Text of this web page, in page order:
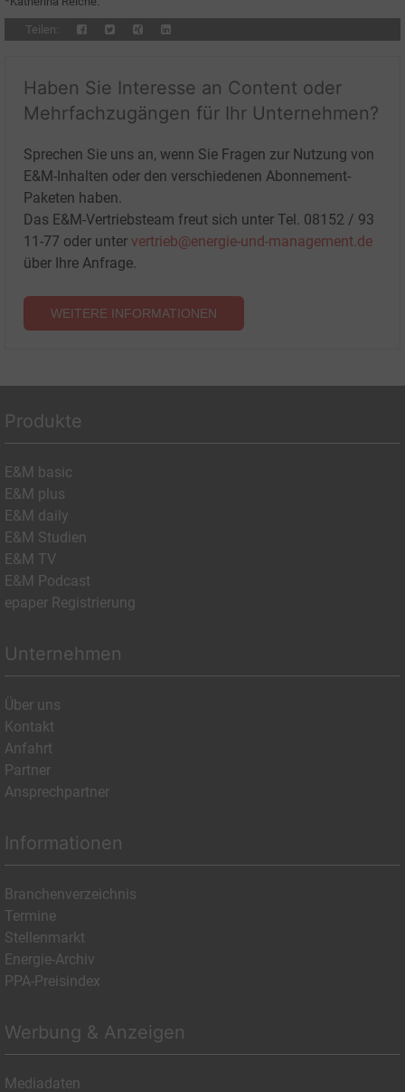
Teilen:
Haben Sie Interesse an Content oder
Mehrfachzugängen für Ihr Unternehmen?
Sprechen Sie uns an, wenn Sie Fragen zur Nutzung von
E&M-Inhalten oder den verschiedenen Abonnement-
Paketen haben.
Das E&M-Vertriebsteam freut sich unter Tel. 08152 / 93
11-77 oder unter vertrieb@energie-und-management.de
über Ihre Anfrage.
WEITERE INFORMATIONEN
Produkte
E&M basic
E&M plus
E&M daily
E&M Studien
E&M TV
E&M Podcast
epaper Registrierung
Unternehmen
Über uns
Kontakt
Anfahrt
Partner
Ansprechpartner
Informationen
Branchenverzeichnis
Termine
Stellenmarkt
Energie-Archiv
PPA-Preisindex
Werbung & Anzeigen
Mediadaten